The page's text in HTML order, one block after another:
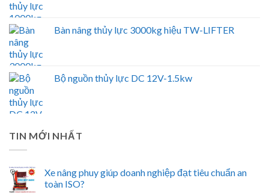
Bàn nâng thủy lực 3000kg hiệu TW-LIFTER
Bộ nguồn thủy lực DC 12V-1.5kw
TIN MỚI NHẤT
Xe nâng phuy giúp doanh nghiệp đạt tiêu chuẩn an
toàn ISO?